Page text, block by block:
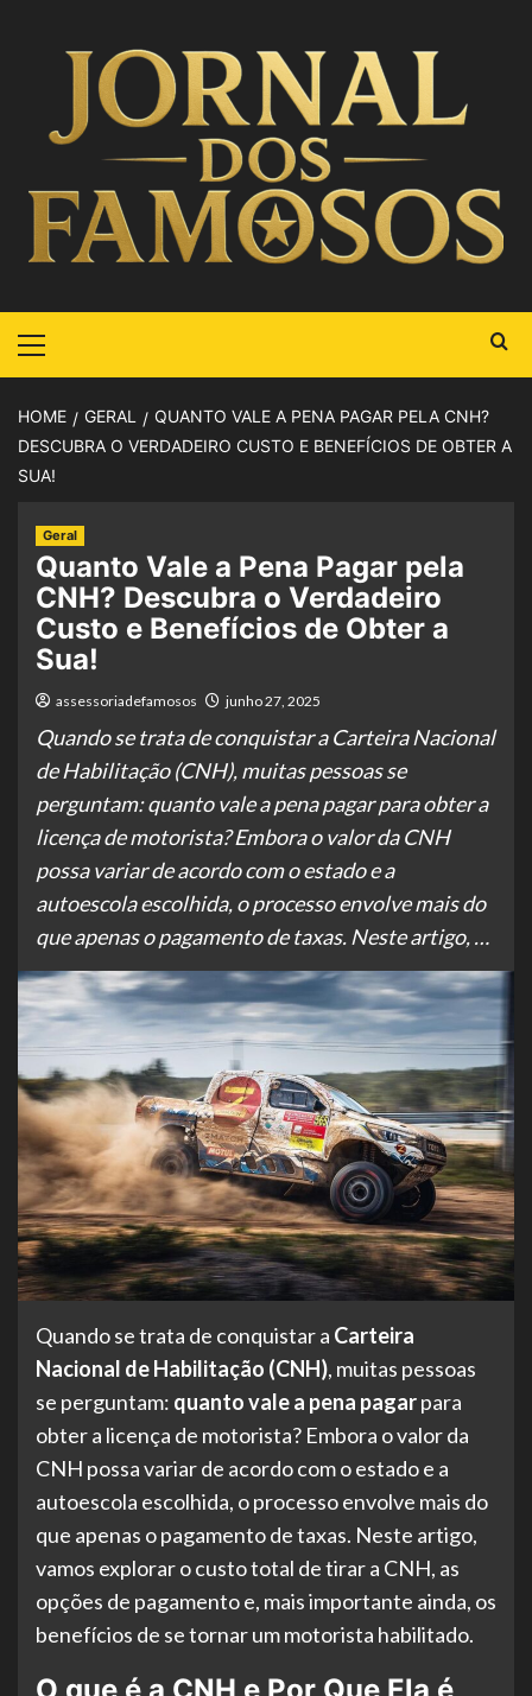
HOME GERAL
QUANTO VALE A PENA PAGAR PELA CNH?
DESCUBRA O VERDADEIRO CUSTO E BENEFÍCIOS DE OBTER A
SUA!
Geral
Quanto Vale a Pena Pagar pela
CNH? Descubra o Verdadeiro
Custo e Benefícios de Obter a
Sua!
assessoriadefamosos junho 27, 2025
Quando se trata de conquistar a Carteira Nacional
de Habilitação (CNH), muitas pessoas se
perguntam: quanto vale a pena pagar para obter a
licença de motorista? Embora o valor da CNH
possa variar de acordo com o estado e a
autoescola escolhida, o processo envolve mais do
que apenas o pagamento de taxas. Neste artigo, …
Quando se trata de conquistar a Carteira
Nacional de Habilitação (CNH), muitas pessoas
se perguntam: quanto vale a pena pagarpara
obter a licença de motorista? Embora o valor da
CNH possa variar de acordo com o estado e a
autoescola escolhida, o processo envolve mais do
que apenas o pagamento de taxas. Neste artigo,
vamos explorar o custo total de tirar a CNH, as
opções de pagamento e, mais importante ainda, os
benefícios de se tornar um motorista habilitado.